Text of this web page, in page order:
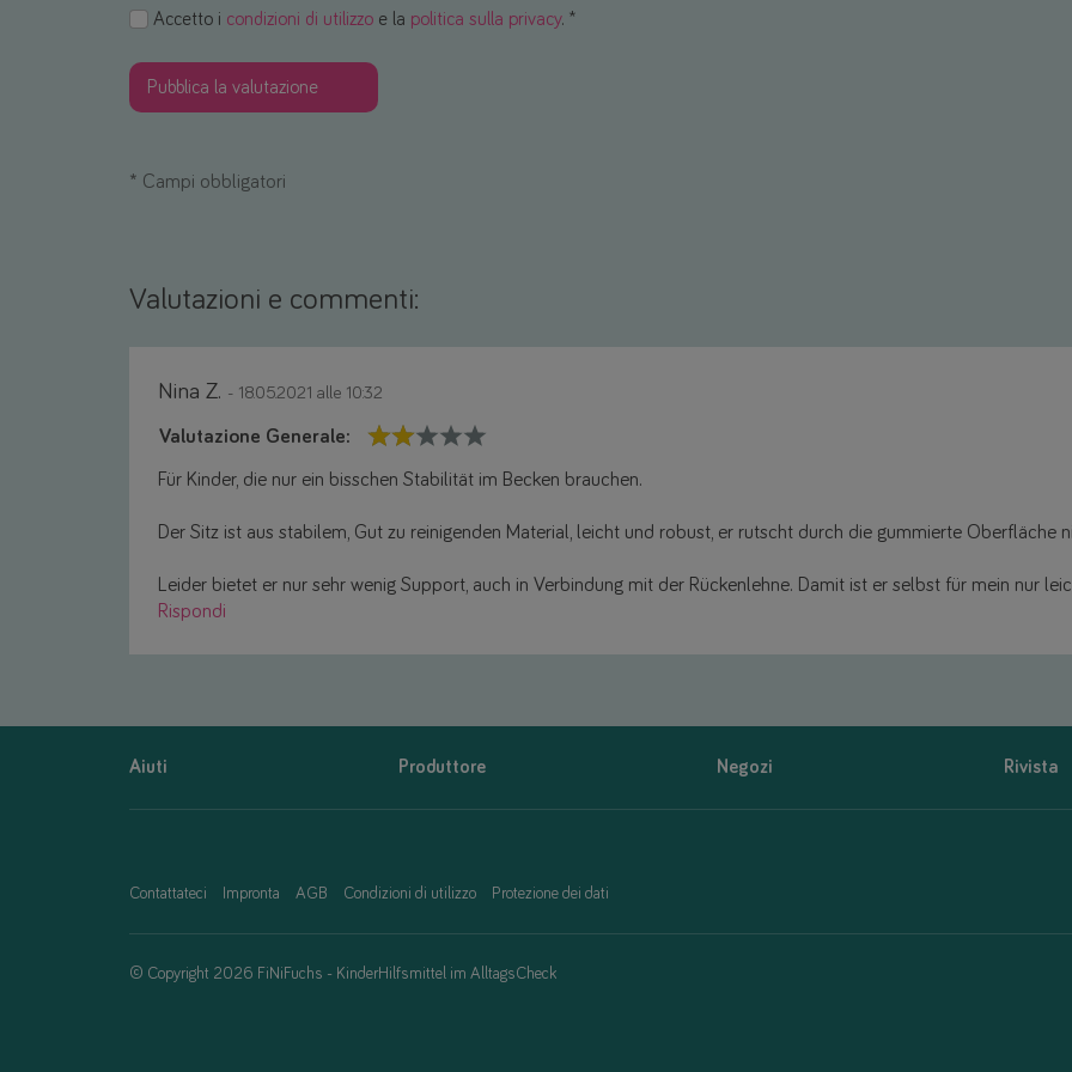
Accetto i condizioni di utilizzo e la politica sulla privacy. *
* Campi obbligatori
Valutazioni e commenti:
Nina Z. - 18.05.2021 alle 10:32
Valutazione Generale:
Für Kinder, die nur ein bisschen Stabilität im Becken brauchen.
Der Sitz ist aus stabilem, Gut zu reinigenden Material, leicht und robust, er rutscht durch die gummierte Oberfläche
Leider bietet er nur sehr wenig Support, auch in Verbindung mit der Rückenlehne. Damit ist er selbst für mein nur
Rispondi
Aiuti Produttore Negozi Rivista
Contattateci Impronta AGB Condizioni di utilizzo Protezione dei dati
© Copyright 2026 FiNiFuchs - KinderHilfsmittel im AlltagsCheck